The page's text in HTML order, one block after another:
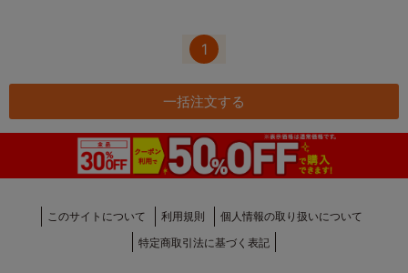
1
一括注文する
このサイトについて 利用規則
個人情報の取り扱いについて
特定商取引法に基づく表記